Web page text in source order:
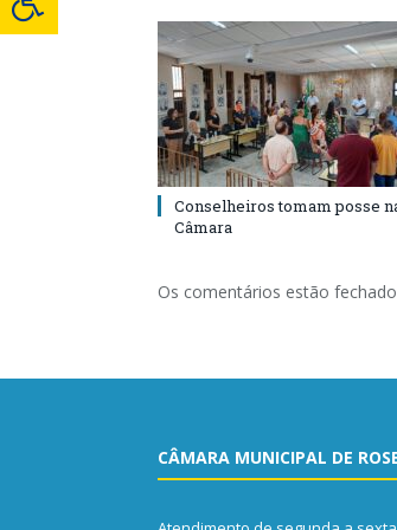
Conselheiros tomam posse
Câmara
Os comentários estão
CÂMARA MUNICIPAL DE